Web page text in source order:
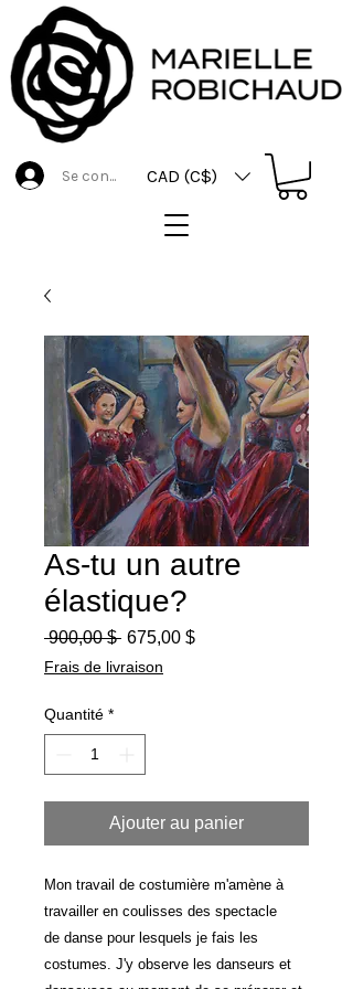
CAD (C$)
Se connecter
As-tu un autre
élastique?
900,00 $ Prix
675,00 $Prix
Frais de livraison
Quantité *
Ajouter au panier
Mon travail de costumière m'amène à
travailler en coulisses des spectacle
de danse pour lesquels je fais les
costumes. J'y observe les danseurs et